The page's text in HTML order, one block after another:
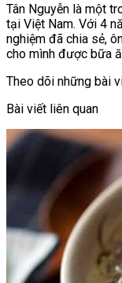
Tân Nguyễn là một
tại Việt Nam. Với 4
nghiệm đã chia sẻ,
cho mình được bữa
Theo dõi những bài
Bài viết liên quan